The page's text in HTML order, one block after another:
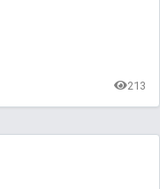
213